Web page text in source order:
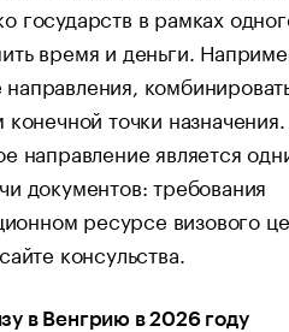
государств в рамках
время и деньги.
конечной точки
направление является
документов: требования
ресурсе визового
консульства.
в Венгрию в 2026 году